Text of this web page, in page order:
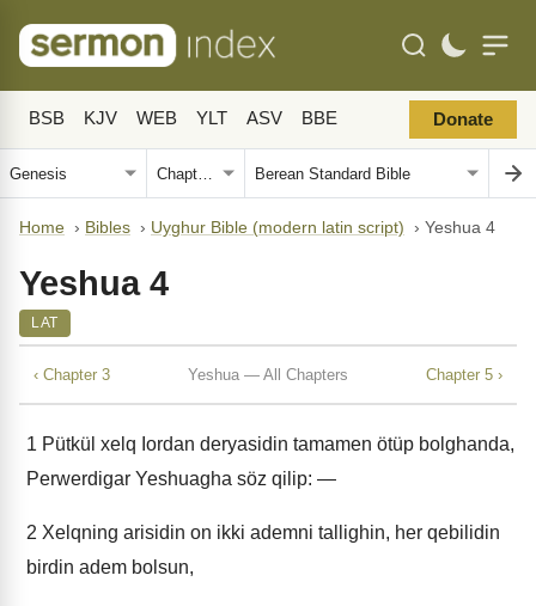
BSB KJV WEB YLT ASV BBE Donate
Home › Bibles › Uyghur Bible (modern latin script) › Yeshua 4
Yeshua 4
LAT
‹ Chapter 3 Yeshua — All Chapters Chapter 5 ›
1 Pütkül xelq Iordan deryasidin tamamen ötüp bolghanda,
Perwerdigar Yeshuagha söz qilip: —
2 Xelqning arisidin on ikki ademni tallighin, her qebilidin
birdin adem bolsun,